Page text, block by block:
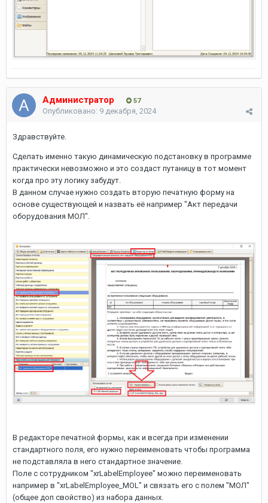
Администратор 57
Опубликовано: 9 декабря, 2024
Здравствуйте.
Сделать именно такую динамическую подстановку в программе
практически невозможно и это создаст путаницу в тот момент
когда про эту логику забудут.
В данном случае нужно создать вторую печатную форму на
основе существующей и назвать её например "Акт передачи
оборудования МОЛ".
В редакторе печатной формы, как и всегда при изменении
стандартного поля, его нужно переименовать чтобы программа
не подставляла в него стандартное значение.
Поле с сотрудником "xrLabelEmployee" можно переименовать
например в "xrLabelEmployee_MOL" и связать его с полем "МОЛ"
(общее доп свойство) из набора данных.